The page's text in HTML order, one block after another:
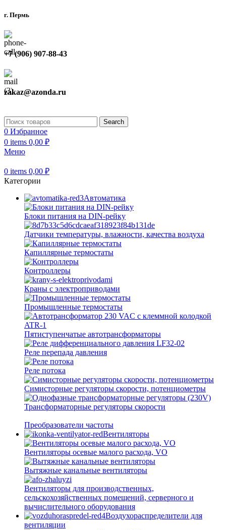
г. Пермь
+7 (906) 907-88-43
zakaz@azonda.ru
Search
0 Избранное
0 items 0,00 ₽
Меню
0 items 0,00 ₽
Категории
Автоматика
Блоки питания на DIN-рейку
Датчики температуры, влажности, качества воздуха
Капиллярные термостаты
Контроллеры
Краны с электроприводами
Промышленные термостаты
Пятиступенчатые автотрансформаторы
Реле перепада давления
Реле потока
Симисторные регуляторы скорости, потенциометры
Трансформаторные регуляторы скорости
Преобразователи частоты
Вентиляторы
Вентиляторы осевые малого расхода, VO
Вытяжные канальные вентиляторы
Вентиляторы для производственных,
сельскохозяйственных помещений, серверного и
вычислительного оборудования
Воздухораспределители для
вентиляции